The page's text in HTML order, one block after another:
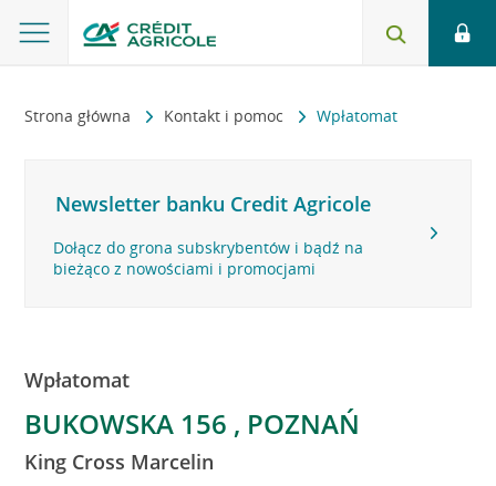
Strona główna Kontakt i pomoc Wpłatomat
Newsletter banku Credit Agricole
Dołącz do grona subskrybentów i bądź na
bieżąco z nowościami i promocjami
Wpłatomat
BUKOWSKA 156 , POZNAŃ
King Cross Marcelin